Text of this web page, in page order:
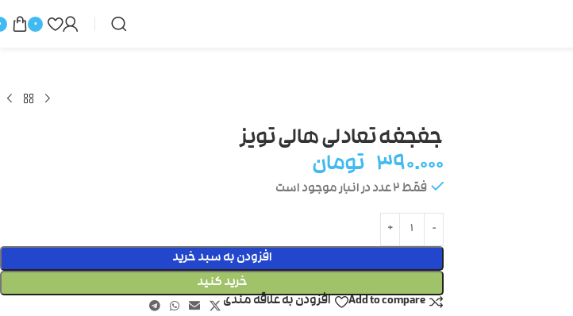
0
جغجغه تعادلی هالی تویز
۳۹۰.۰۰۰ تومان
فقط 2 عدد در انبار موجود است
افزودن به سبد خرید
خرید کنید
Add to compare
افزودن به علاقه مندی